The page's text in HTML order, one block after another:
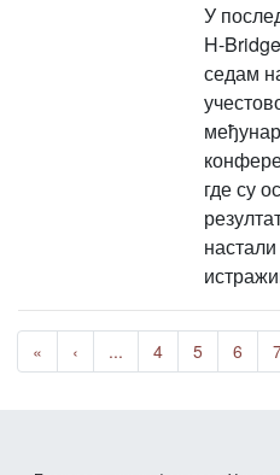
У
H-
седам
где су
« ‹ ... 4 5 6